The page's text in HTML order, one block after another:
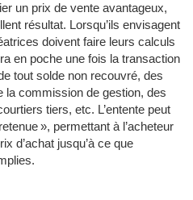
un prix de vente avantageux,
résultat. Lorsqu’ils envisagent
doivent faire leurs calculs
en poche une fois la transaction
tout solde non recouvré, des
la commission de gestion, des
tiers, etc. L’entente peut
», permettant à l’acheteur
d’achat jusqu’à ce que